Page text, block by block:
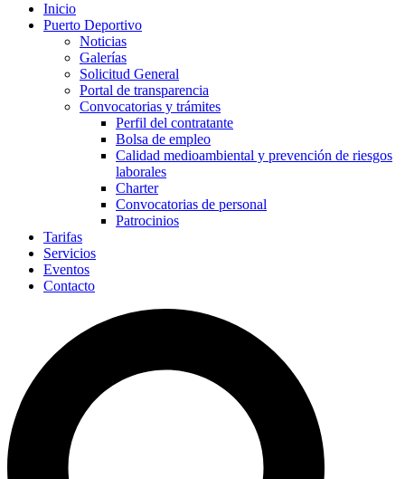
Inicio
Puerto Deportivo
Noticias
Galerías
Solicitud General
Portal de transparencia
Convocatorias y trámites
Perfil del contratante
Bolsa de empleo
Calidad medioambiental y prevención de riesgos
laborales
Charter
Convocatorias de personal
Patrocinios
Tarifas
Servicios
Eventos
Contacto